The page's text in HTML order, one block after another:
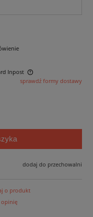
Inpost
płatności
sprawdź formy dostawy
dodaj do przechowalni
o produkt